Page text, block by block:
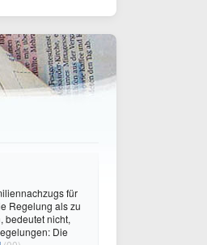
für
Regelung als zu
bedeutet nicht,
Die